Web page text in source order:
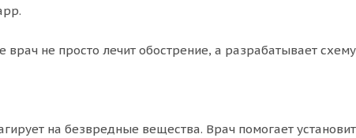
не просто лечит обострение, а разрабатывает
на безвредные вещества. Врач помогает